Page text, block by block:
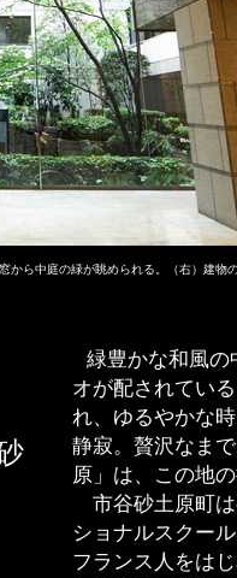
から中庭の緑が眺められる。（右）建
緑豊かな和風の
オが配されてい
れ、ゆるやかな
静寂。贅沢なま
原」は、この地
市谷砂土原町は
ショナルスクー
フランス人をは